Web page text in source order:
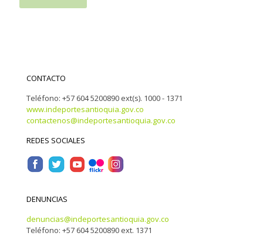
CONTACTO
Teléfono: +57 604 5200890 ext(s). 1000 - 1371
www.indeportesantioquia.gov.co
contactenos@indeportesantioquia.gov.co
REDES SOCIALES
DENUNCIAS
denuncias@indeportesantioquia.gov.co
Teléfono: +57 604 5200890 ext. 1371